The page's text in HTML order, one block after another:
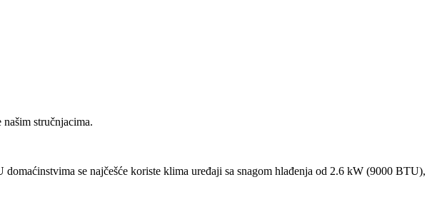
stručnjacima.
se najčešće koriste klima uređaji sa snagom hlađenja od 2.6 kW (9000 BTU),